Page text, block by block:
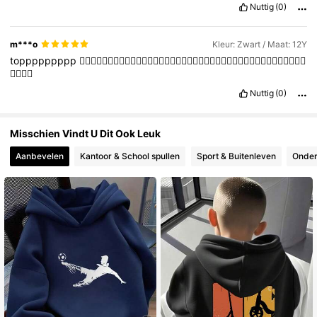
4.90
Nuttig (0)
m***o Kleur: Zwart / Maat: 12Y
toppppppppp 👍🏻👍🏻👍🏻👍🏻👍🏻👍🏻👍🏻👍🏻👍🏻👍🏻👍🏻👍🏻👍🏻👍🏻👍🏻👍🏻👍🏻👍🏻👍🏻👍🏻
👍🏻👍🏻
Nuttig (0)
Misschien Vindt U Dit Ook Leuk
Aanbevelen Kantoor & School spullen Sport & Buitenleven